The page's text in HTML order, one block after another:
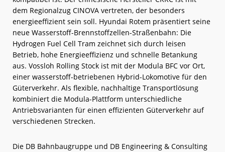
dem Regionalzug CINOVA vertreten, der besonders
energieeffizient sein soll. Hyundai Rotem präsentiert seine
neue Wasserstoff-Brennstoffzellen-Straßenbahn: Die
Hydrogen Fuel Cell Tram zeichnet sich durch leisen
Betrieb, hohe Energieeffizienz und schnelle Betankung
aus. Vossloh Rolling Stock ist mit der Modula BFC vor Ort,
einer wasserstoff-betriebenen Hybrid-Lokomotive für den
Güterverkehr. Als flexible, nachhaltige Transportlösung
kombiniert die Modula-Plattform unterschiedliche
Antriebsvarianten für einen effizienten Güterverkehr auf
verschiedenen Strecken.
Die DB Bahnbaugruppe und DB Engineering & Consulting